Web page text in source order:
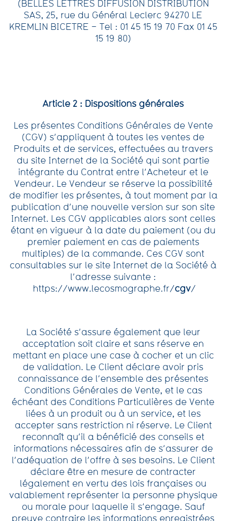
(BELLES LETTRES DIFFUSION DISTRIBUTION
SAS, 25, rue du Général Leclerc 94270 LE
KREMLIN BICETRE – Tel : 01 45 15 19 70 Fax 01 45
15 19 80)
Article 2 : Dispositions générales
Les présentes Conditions Générales de Vente
(CGV) s’appliquent à toutes les ventes de
Produits et de services, effectuées au travers
du site Internet de la Société qui sont partie
intégrante du Contrat entre l’Acheteur et le
Vendeur. Le Vendeur se réserve la possibilité
de modifier les présentes, à tout moment par la
publication d’une nouvelle version sur son site
Internet. Les CGV applicables alors sont celles
étant en vigueur à la date du paiement (ou du
premier paiement en cas de paiements
multiples) de la commande. Ces CGV sont
consultables sur le site Internet de la Société à
l’adresse suivante :
https://www.lecosmographe.fr/cgv/
La Société s’assure également que leur
acceptation soit claire et sans réserve en
mettant en place une case à cocher et un clic
de validation. Le Client déclare avoir pris
connaissance de l’ensemble des présentes
Conditions Générales de Vente, et le cas
échéant des Conditions Particulières de Vente
liées à un produit ou à un service, et les
accepter sans restriction ni réserve. Le Client
reconnaît qu’il a bénéficié des conseils et
informations nécessaires afin de s’assurer de
l’adéquation de l’offre à ses besoins. Le Client
déclare être en mesure de contracter
légalement en vertu des lois françaises ou
valablement représenter la personne physique
ou morale pour laquelle il s’engage. Sauf